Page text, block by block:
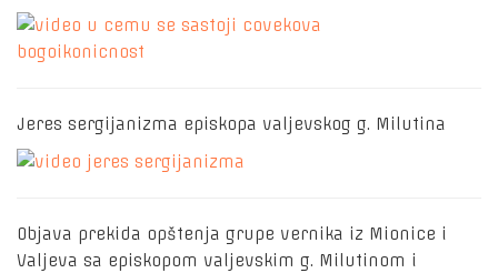
Jeres sergijanizma episkopa valjevskog g. Milutina
Objava prekida opštenja grupe vernika iz Mionice i
Valjeva sa episkopom valjevskim g. Milutinom i